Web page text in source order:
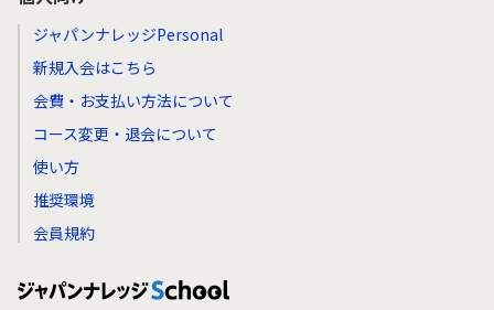
ジャパンナレッジPersonal
新規入会はこちら
会費・お支払い方法について
コース変更・退会について
使い方
推奨環境
会員規約